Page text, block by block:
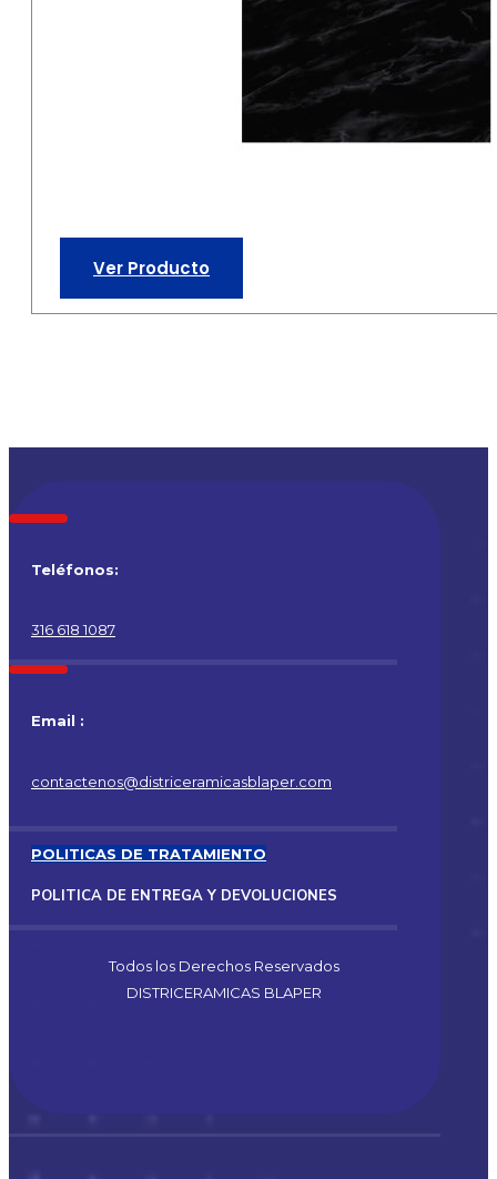
Ver Producto
Teléfonos:
316 618 1087
Email :
contactenos@districeramicasblaper.com
POLITICAS DE TRATAMIENTO
POLITICA DE ENTREGA Y DEVOLUCIONES
Todos los Derechos Reservados
DISTRICERAMICAS BLAPER